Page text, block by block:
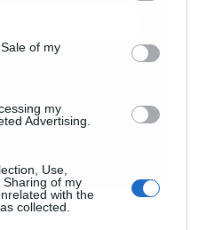
of my
my
Advertising.
Use,
of my
with the
collected.
εξάλειψη των
τομείς των
καταλήγει η